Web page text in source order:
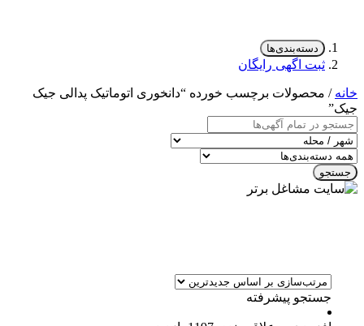
دسته‌بندی‌ها
ثبت اگهی رایگان
خانه / محصولات برچسب خورده “دانخوری اتوماتیک پدالی جیک
جیک”
جستجو
جستجو پیشرفته